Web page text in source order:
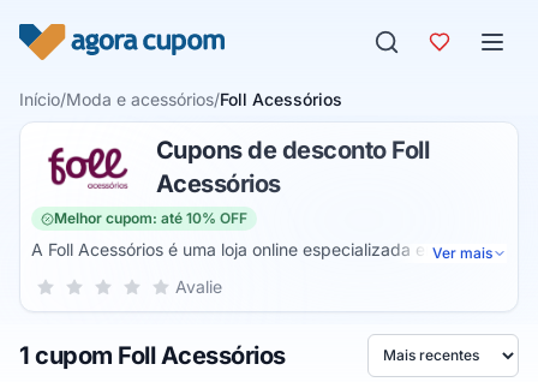
Início/Moda e acessórios/Foll Acessórios
Cupons de desconto Foll
Acessórios
Melhor cupom: até 10% OFF
A Foll Acessórios é uma loja online especializada em
acessórios de cabelo. Dessa forma, você pode estar sempre
você se inspirar.
Ver mais
Sua nota para Foll Acessórios, de 1 a 5 estrelas
5 estrelas
4 estrelas
3 estrelas
2 estrelas
1 estrela Avalie
1 cupom Foll Acessórios Ordenar por